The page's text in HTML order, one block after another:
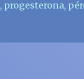
, progesterona,